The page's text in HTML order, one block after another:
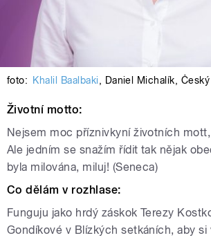
foto: Khalil Baalbaki, Daniel Michalík,
Životní motto:
Nejsem moc příznivkyní životních
Ale jedním se snažím řídit tak nějak
byla milována, miluj! (Seneca)
Co dělám v rozhlase:
Funguju jako hrdý záskok Terezy
Gondíkové v Blízkých setkáních, aby si